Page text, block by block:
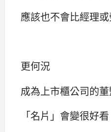
應該也不會比經理
更何況
成為上市櫃公司的
「名片」會變很好看